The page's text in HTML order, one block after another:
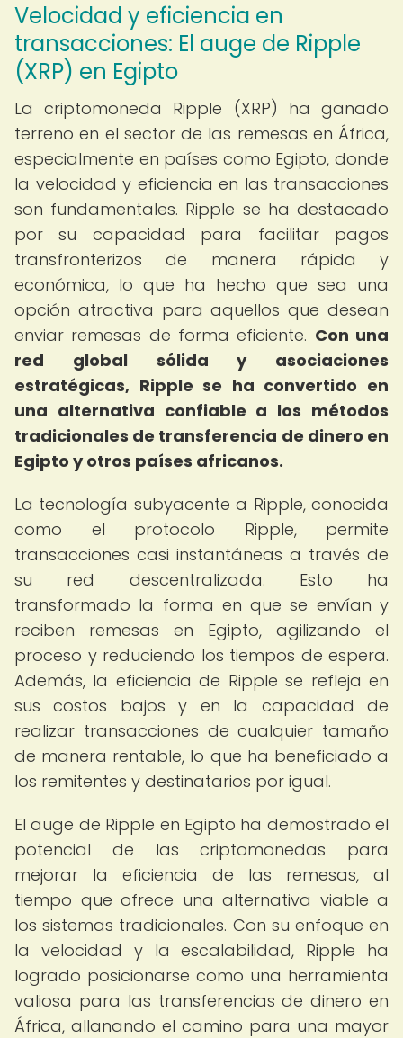
Velocidad y eficiencia en
transacciones: El auge de Ripple
(XRP) en Egipto
La criptomoneda Ripple (XRP) ha ganado
terreno en el sector de las remesas en África,
especialmente en países como Egipto, donde
la velocidad y eficiencia en las transacciones
son fundamentales. Ripple se ha destacado
por su capacidad para facilitar pagos
transfronterizos de manera rápida y
económica, lo que ha hecho que sea una
opción atractiva para aquellos que desean
enviar remesas de forma eficiente. Con una
red global sólida y asociaciones
estratégicas, Ripple se ha convertido en
una alternativa confiable a los métodos
tradicionales de transferencia de dinero en
Egipto y otros países africanos.
La tecnología subyacente a Ripple, conocida
como el protocolo Ripple, permite
transacciones casi instantáneas a través de
su red descentralizada. Esto ha
transformado la forma en que se envían y
reciben remesas en Egipto, agilizando el
proceso y reduciendo los tiempos de espera.
Además, la eficiencia de Ripple se refleja en
sus costos bajos y en la capacidad de
realizar transacciones de cualquier tamaño
de manera rentable, lo que ha beneficiado a
los remitentes y destinatarios por igual.
El auge de Ripple en Egipto ha demostrado el
potencial de las criptomonedas para
mejorar la eficiencia de las remesas, al
tiempo que ofrece una alternativa viable a
los sistemas tradicionales. Con su enfoque en
la velocidad y la escalabilidad, Ripple ha
logrado posicionarse como una herramienta
valiosa para las transferencias de dinero en
África, allanando el camino para una mayor